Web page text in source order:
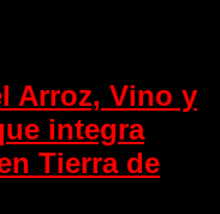
Arroz, Vino y
integra
Tierra de